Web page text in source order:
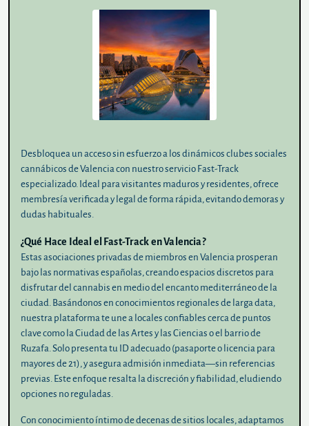
Desbloquea un acceso sin esfuerzo a los dinámicos clubes sociales
cannábicos de Valencia con nuestro servicio Fast-Track
especializado. Ideal para visitantes maduros y residentes, ofrece
membresía verificada y legal de forma rápida, evitando demoras y
dudas habituales.
¿Qué Hace Ideal el Fast-Track en Valencia?
Estas asociaciones privadas de miembros en Valencia prosperan
bajo las normativas españolas, creando espacios discretos para
disfrutar del cannabis en medio del encanto mediterráneo de la
ciudad. Basándonos en conocimientos regionales de larga data,
nuestra plataforma te une a locales confiables cerca de puntos
clave como la Ciudad de las Artes y las Ciencias o el barrio de
Ruzafa. Solo presenta tu ID adecuado (pasaporte o licencia para
mayores de 21), y asegura admisión inmediata—sin referencias
previas. Este enfoque resalta la discreción y fiabilidad, eludiendo
opciones no reguladas.
Con conocimiento íntimo de decenas de sitios locales, adaptamos